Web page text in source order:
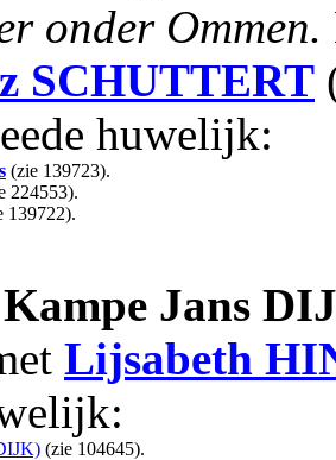
onder Ommen.
SCHUTTERT
huwelijk:
(zie 139723).
224553).
139722).
Kampe Jans
Lijsabeth
(zie 104645).